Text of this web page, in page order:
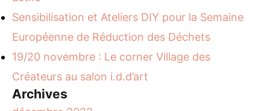
Sensibilisation et Ateliers DIY pour la Semaine
Européenne de Réduction des Déchets
19/20 novembre : Le corner Village des
Créateurs au salon i.d.d’art
Archives